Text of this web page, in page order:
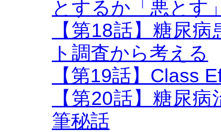
とするか「悪とす
【第18話】糖尿
ト調査から考える
【第19話】Class
【第20話】糖尿
筆秘話